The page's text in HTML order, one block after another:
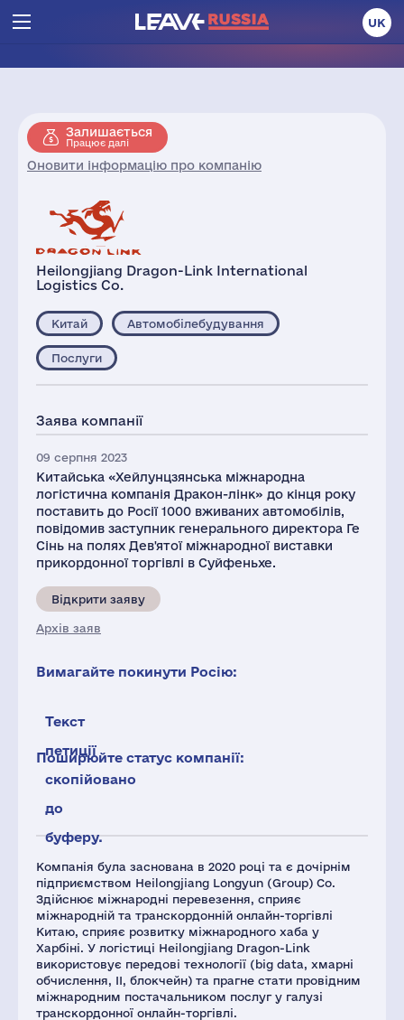
UK
Залишається
Працює далі
Оновити інформацію про компанію
Heilongjiang Dragon-Link International
Logistics Co.
Компанія була заснована в 2020 році та є дочірнім
підприємством Heilongjiang Longyun (Group) Co.
Здійснює міжнародні перевезення, сприяє
міжнародній та транскордонній онлайн-торгівлі
Китаю, сприяє розвитку міжнародного хаба у
Харбіні. У логістиці Heilongjiang Dragon-Link
використовує передові технології (big data, хмарні
обчислення, ІІ, блокчейн) та прагне стати провідним
міжнародним постачальником послуг у галузі
транскордонної онлайн-торгівлі.
Китай Автомобілебудування
Послуги
Заява компанії
09 серпня 2023
Китайська «Хейлунцзянська міжнародна
логістична компанія Дракон-лінк» до кінця року
поставить до Росії 1000 вживаних автомобілів,
повідомив заступник генерального директора Ге
Сінь на полях Дев'ятої міжнародної виставки
прикордонної торгівлі в Суйфеньхе.
Відкрити заяву
Архів заяв
Вимагайте покинути Росію:
Текст
петиції
скопійовано
до
буферу.
Поширюйте статус компанії: